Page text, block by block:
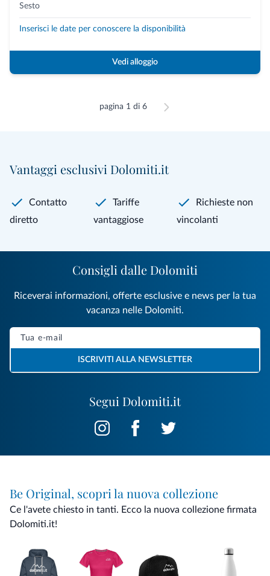
Sesto
Inserisci le date per conoscere la disponibilità
Vedi alloggio
pagina 1 di 6
Vantaggi esclusivi Dolomiti.it
Contatto
diretto
Tariffe
vantaggiose
Richieste non
vincolanti
Segui Dolomiti.it
Consigli dalle Dolomiti
Riceverai informazioni, offerte esclusive e news per la tua
vacanza nelle Dolomiti.
ISCRIVITI ALLA NEWSLETTER
Be Original, scopri la nuova collezione
Ce l'avete chiesto in tanti. Ecco la nuova collezione firmata
Dolomiti.it!